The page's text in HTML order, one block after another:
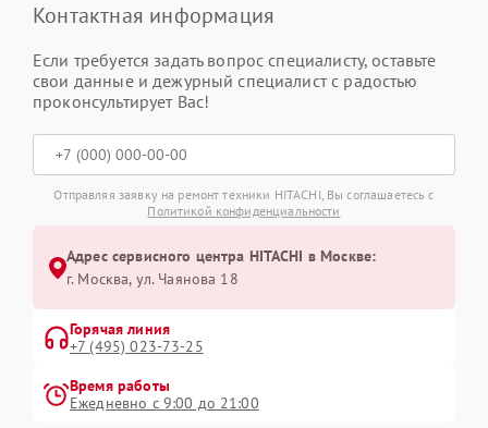
Контактная информация
Если требуется задать вопрос специалисту, оставьте
свои данные и дежурный специалист с радостью
проконсультирует Вас!
Отправляя заявку на ремонт техники HITACHI, Вы соглашаетесь с
Политикой конфиденциальности
Адрес сервисного центра HITACHI в Москве:
г. Москва, ул. Чаянова 18
Горячая линия
+7 (495) 023-73-25
Время работы
Ежедневно с 9:00 до 21:00